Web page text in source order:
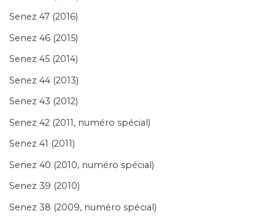
Senez 47 (2016)
Senez 46 (2015)
Senez 45 (2014)
Senez 44 (2013)
Senez 43 (2012)
Senez 42 (2011, numéro spécial)
Senez 41 (2011)
Senez 40 (2010, numéro spécial)
Senez 39 (2010)
Senez 38 (2009, numéro spécial)